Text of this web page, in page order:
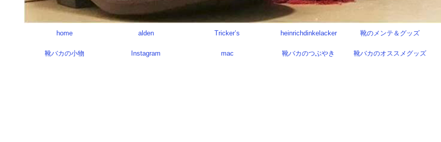
home alden Tricker’s heinrichdinkelacker 靴のメンテ＆グッズ
靴バカの小物 Instagram mac 靴バカのつぶやき 靴バカのオススメグッズ